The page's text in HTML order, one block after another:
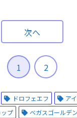
次へ
1 2
ドロフェエフ
ア
プ
ベガスゴールデ